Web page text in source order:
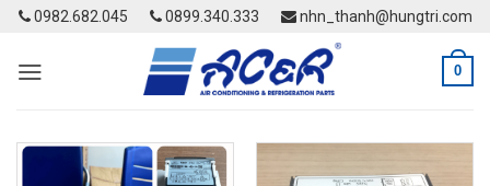
Skip
content
0982.682.045 0899.340.333 nhn_thanh@hungtri.com
0